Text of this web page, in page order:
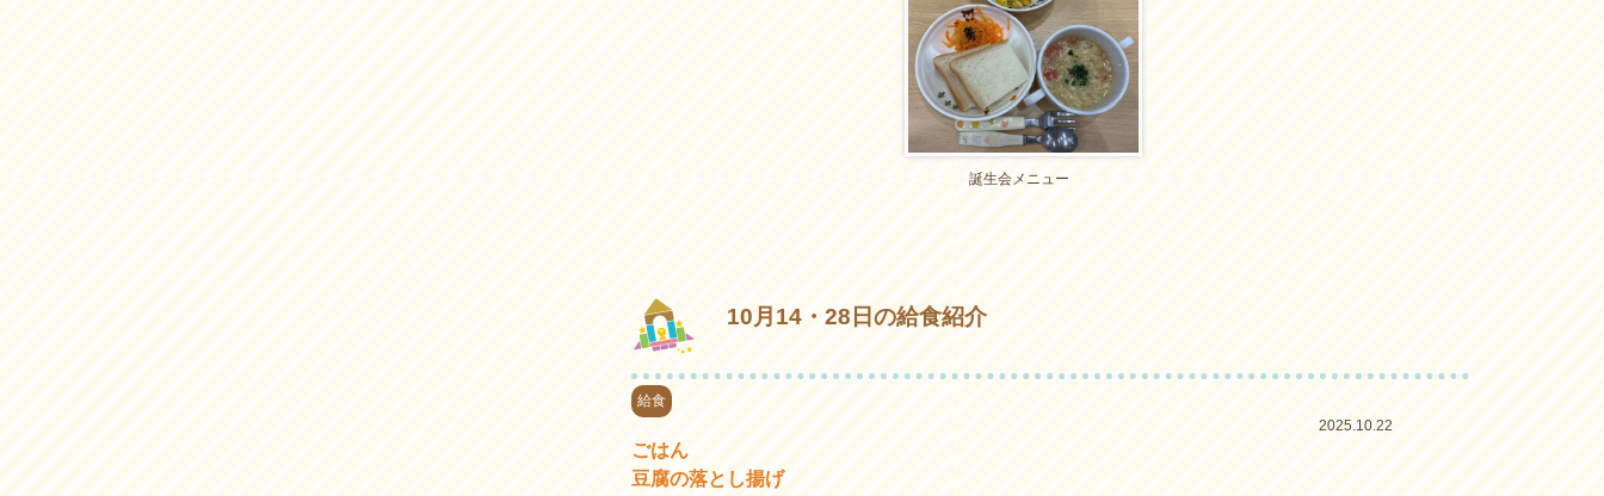
誕生会メニュー
10月14・28日の給食紹介
給食
2025.10.22
ごはん
豆腐の落とし揚げ